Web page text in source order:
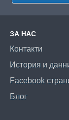
ЗА НАС
Контакти
История и
Facebook
Блог